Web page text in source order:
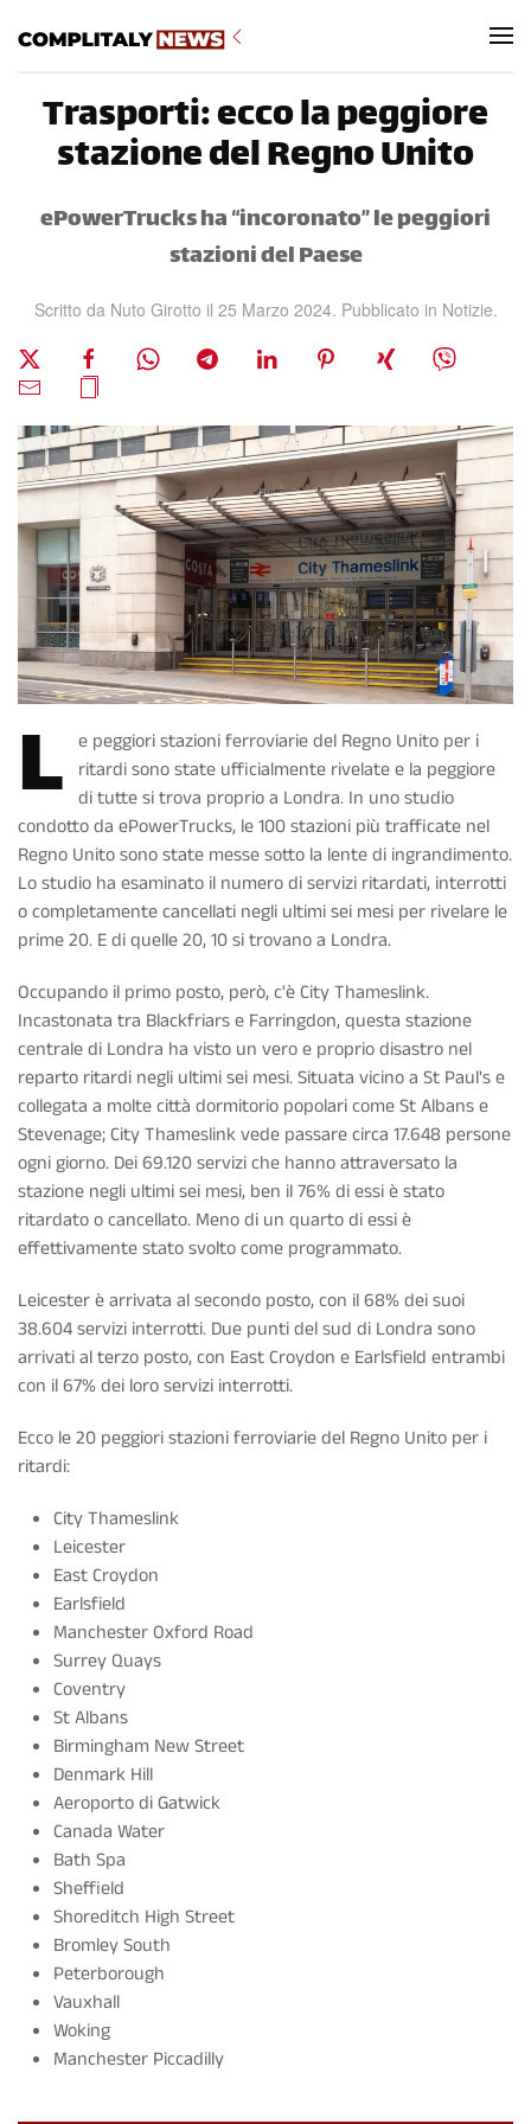
Trasporti: ecco la peggiore
stazione del Regno Unito
ePowerTrucks ha “incoronato” le peggiori
stazioni del Paese
Scritto da Nuto Girotto il 25 Marzo 2024. Pubblicato in Notizie.
L e peggiori stazioni ferroviarie del Regno Unito per i
ritardi sono state ufficialmente rivelate e la peggiore
di tutte si trova proprio a Londra. In uno studio
condotto da ePowerTrucks, le 100 stazioni più trafficate nel
Regno Unito sono state messe sotto la lente di ingrandimento.
Lo studio ha esaminato il numero di servizi ritardati, interrotti
o completamente cancellati negli ultimi sei mesi per rivelare le
prime 20. E di quelle 20, 10 si trovano a Londra.
Occupando il primo posto, però, c'è City Thameslink.
Incastonata tra Blackfriars e Farringdon, questa stazione
centrale di Londra ha visto un vero e proprio disastro nel
reparto ritardi negli ultimi sei mesi. Situata vicino a St Paul's e
collegata a molte città dormitorio popolari come St Albans e
Stevenage; City Thameslink vede passare circa 17.648 persone
ogni giorno. Dei 69.120 servizi che hanno attraversato la
stazione negli ultimi sei mesi, ben il 76% di essi è stato
ritardato o cancellato. Meno di un quarto di essi è
effettivamente stato svolto come programmato.
Leicester è arrivata al secondo posto, con il 68% dei suoi
38.604 servizi interrotti. Due punti del sud di Londra sono
arrivati al terzo posto, con East Croydon e Earlsfield entrambi
con il 67% dei loro servizi interrotti.
Ecco le 20 peggiori stazioni ferroviarie del Regno Unito per i
ritardi:
City Thameslink
Leicester
East Croydon
Earlsfield
Manchester Oxford Road
Surrey Quays
Coventry
St Albans
Birmingham New Street
Denmark Hill
Aeroporto di Gatwick
Canada Water
Bath Spa
Sheffield
Shoreditch High Street
Bromley South
Peterborough
Vauxhall
Woking
Manchester Piccadilly